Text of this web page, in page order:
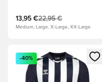
13,95 €22,95 €
Medium, Large, X-Large, XX-Large
Apre una finestra
-40%